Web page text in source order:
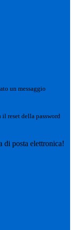
un messaggio
reset della password
di posta elettronica!